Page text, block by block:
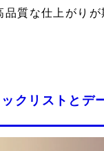
品質な仕上がり
クリストとデ